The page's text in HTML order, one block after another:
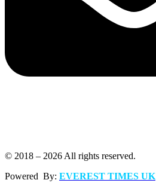
© 2018 – 2026 All rights reserved.
Powered By: EVEREST TIMES UK